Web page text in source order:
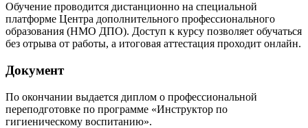
Обучение проводится дистанционно на специальной
платформе Центра дополнительного профессионального
образования (НМО ДПО). Доступ к курсу позволяет обучаться
без отрыва от работы, а итоговая аттестация проходит онлайн.
Документ
По окончании выдается диплом о профессиональной
переподготовке по программе «Инструктор по
гигиеническому воспитанию».